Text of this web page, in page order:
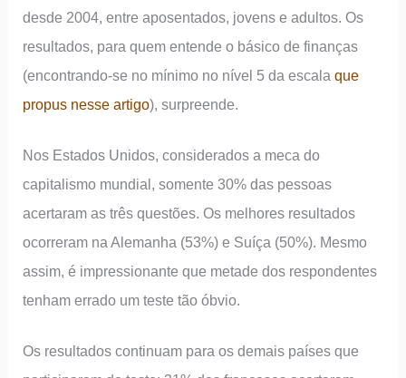
desde 2004, entre aposentados, jovens e adultos. Os
resultados, para quem entende o básico de finanças
(encontrando-se no mínimo no nível 5 da escalaque
propus nesse artigo), surpreende.
Nos Estados Unidos, considerados a meca do
capitalismo mundial, somente 30% das pessoas
acertaram as três questões. Os melhores resultados
ocorreram na Alemanha (53%) e Suíça (50%). Mesmo
assim, é impressionante que metade dos respondentes
tenham errado um teste tão óbvio.
Os resultados continuam para os demais países que